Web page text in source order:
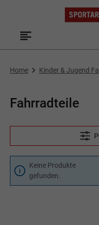
Zum Hauptinhalt springen
Home Kinder & Jugend
Fahrradteile
Keine Produkte
gefunden.